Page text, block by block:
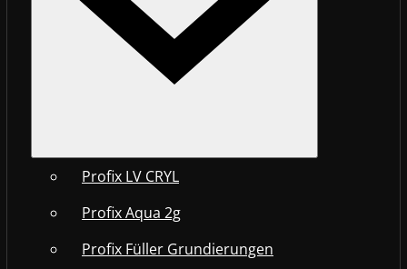
Profix LV CRYL
Profix Aqua 2g
Profix Füller Grundierungen